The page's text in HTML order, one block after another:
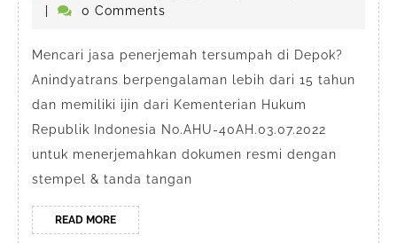
Depok
dari
Oktober
penerjemahdepokresmi
0 Comments
Mencari jasa penerjemah tersumpah di Depok?
Anindyatrans berpengalaman lebih dari 15 tahun
dan memiliki ijin dari Kementerian Hukum
Republik Indonesia No.AHU-40AH.03.07.2022
untuk menerjemahkan dokumen resmi dengan
stempel & tanda tangan
READ MOREREAD
MORE